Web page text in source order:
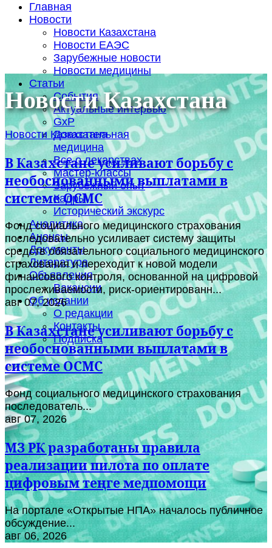
Главная
Новости
Новости Казахстана
Новости ЕАЭС
Зарубежные новости
Новости медицины
Статьи
События
Актуальные интервью
GxP
Доказательная
медицина
Все о лекарствах
Мастер-классы
Зарубежный опыт
Кадры
Исторический экскурс
Аналитика
Анонсы
Документы
Литература
Объявления
Вакансии
Об издании
О редакции
Контакты
Подписка
Новости Казахстана
Новости Казахстана
В Казахстане усиливают борьбу с
необоснованными выплатами в
системе ОСМС
Фонд социального медицинского страхования
последовательно усиливает систему защиты
средств обязательного социального медицинского
страхования и переходит к новой модели
финансового контроля, основанной на цифровой
прослеживаемости, риск-ориентированн...
авг 07, 2026
В Казахстане усиливают борьбу с
необоснованными выплатами в
системе ОСМС
Фонд социального медицинского страхования
последователь...
авг 07, 2026
МЗ РК разработаны правила
реализации пилота по оплате
цифровым теңге медпомощи
На портале «Открытые НПА» началось публичное
обсуждение...
авг 06, 2026